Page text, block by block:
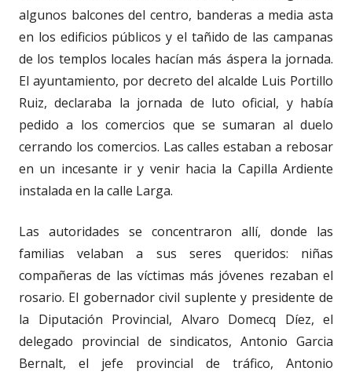
algunos balcones del centro, banderas a media asta
en los edificios públicos y el tañido de las campanas
de los templos locales hacían más áspera la jornada.
El ayuntamiento, por decreto del alcalde Luis Portillo
Ruiz, declaraba la jornada de luto oficial, y había
pedido a los comercios que se sumaran al duelo
cerrando los comercios. Las calles estaban a rebosar
en un incesante ir y venir hacia la Capilla Ardiente
instalada en la calle Larga.
Las autoridades se concentraron allí, donde las
familias velaban a sus seres queridos: niñas
compañeras de las víctimas más jóvenes rezaban el
rosario. El gobernador civil suplente y presidente de
la Diputación Provincial, Alvaro Domecq Díez, el
delegado provincial de sindicatos, Antonio Garcia
Bernalt, el jefe provincial de tráfico, Antonio